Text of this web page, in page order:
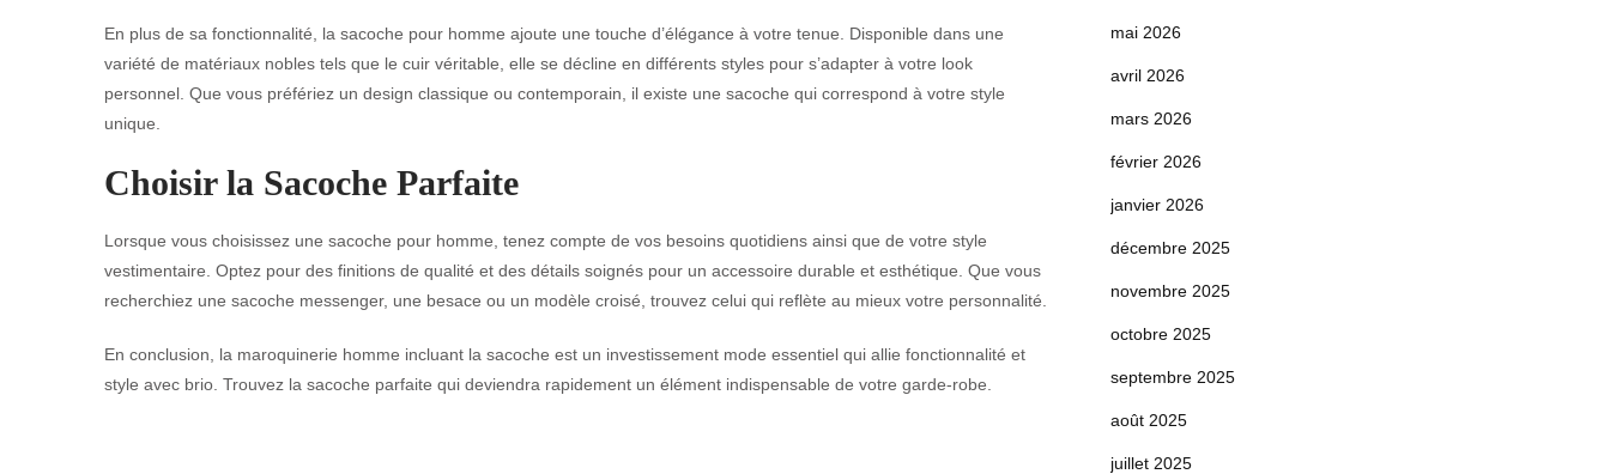
En plus de sa fonctionnalité, la sacoche pour homme ajoute une touche d’élégance à votre tenue. Disponible dans une
variété de matériaux nobles tels que le cuir véritable, elle se décline en différents styles pour s’adapter à votre look
personnel. Que vous préfériez un design classique ou contemporain, il existe une sacoche qui correspond à votre style
unique.
Choisir la Sacoche Parfaite
Lorsque vous choisissez une sacoche pour homme, tenez compte de vos besoins quotidiens ainsi que de votre style
vestimentaire. Optez pour des finitions de qualité et des détails soignés pour un accessoire durable et esthétique. Que vous
recherchiez une sacoche messenger, une besace ou un modèle croisé, trouvez celui qui reflète au mieux votre personnalité.
En conclusion, la maroquinerie homme incluant la sacoche est un investissement mode essentiel qui allie fonctionnalité et
style avec brio. Trouvez la sacoche parfaite qui deviendra rapidement un élément indispensable de votre garde-robe.
mai 2026
avril 2026
mars 2026
février 2026
janvier 2026
décembre 2025
novembre 2025
octobre 2025
septembre 2025
août 2025
juillet 2025